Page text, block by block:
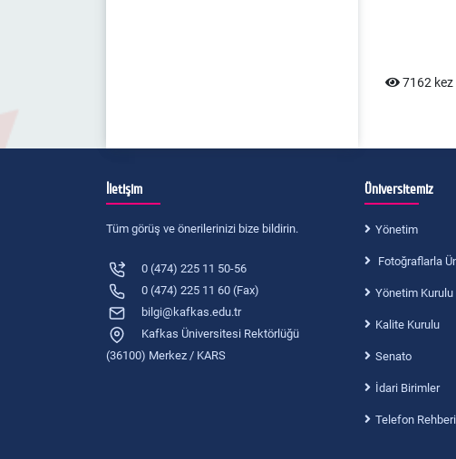
7162 kez
İletişim
Tüm görüş ve önerilerinizi bize bildirin.
0 (474) 225 11 50-56
0 (474) 225 11 60 (Fax)
bilgi@kafkas.edu.tr
Kafkas Üniversitesi Rektörlüğü
(36100) Merkez / KARS
Üniversitemiz
Yönetim
Fotoğraflarla
Yönetim Kurulu
Kalite Kurulu
Senato
İdari Birimler
Telefon Rehberi